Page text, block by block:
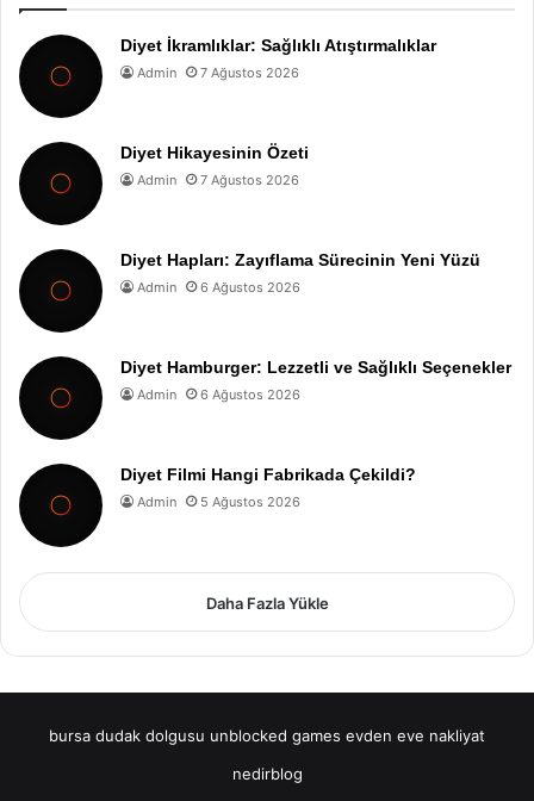
Diyet İkramlıklar: Sağlıklı Atıştırmalıklar
Admin 7 Ağustos 2026
Diyet Hikayesinin Özeti
Admin 7 Ağustos 2026
Diyet Hapları: Zayıflama Sürecinin Yeni Yüzü
Admin 6 Ağustos 2026
Diyet Hamburger: Lezzetli ve Sağlıklı Seçenekler
Admin 6 Ağustos 2026
Diyet Filmi Hangi Fabrikada Çekildi?
Admin 5 Ağustos 2026
Daha Fazla Yükle
bursa dudak dolgusu unblocked games evden eve nakliyat
nedirblog